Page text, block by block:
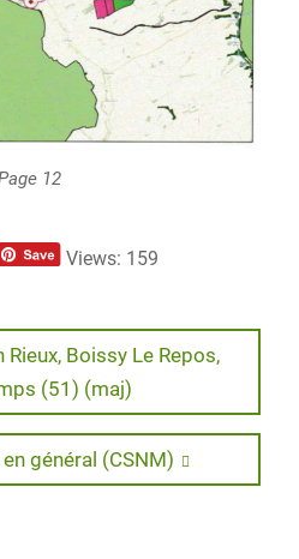
12
Views: 159
Boissy Le Repos,
(51) (maj)
général (CSNM)